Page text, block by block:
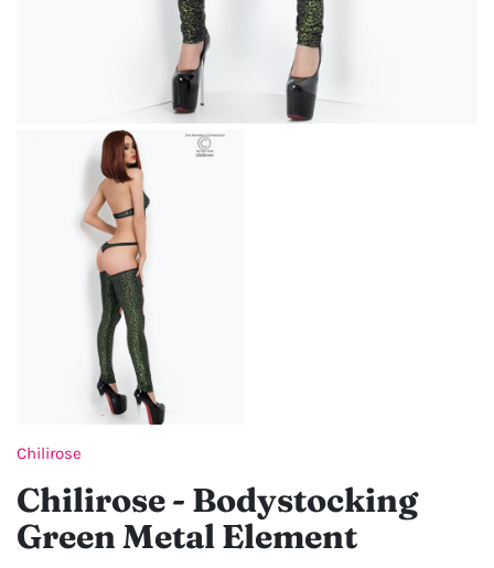
Chilirose
Chilirose - Bodystocking
Green Metal Element